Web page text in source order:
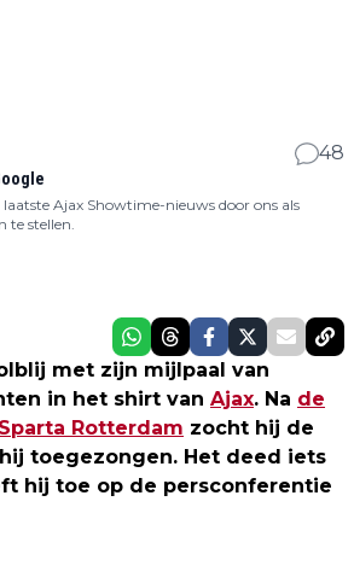
48
Ajax Showtime-nieuws door ons als
te stellen.
met zijn mijlpaal van
in het shirt van Ajax. Na de
Rotterdam zocht hij de
toegezongen. Het deed iets
hij toe op de persconferentie